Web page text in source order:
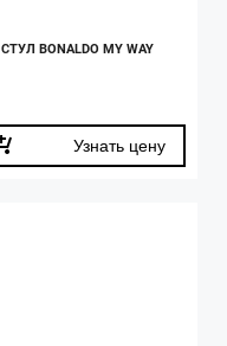
СТУЛ BONALDO MY WAY
Узнать цену